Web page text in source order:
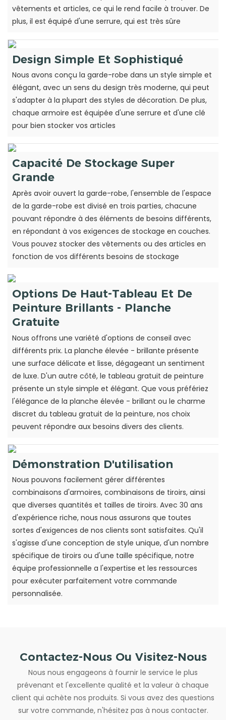
vêtements et articles, ce qui le rend facile à trouver. De
plus, il est équipé d'une serrure, qui est très sûre
Design Simple Et Sophistiqué
Nous avons conçu la garde-robe dans un style simple et
élégant, avec un sens du design très moderne, qui peut
s'adapter à la plupart des styles de décoration. De plus,
chaque armoire est équipée d'une serrure et d'une clé
pour bien stocker vos articles
Capacité De Stockage Super
Grande
Après avoir ouvert la garde-robe, l'ensemble de l'espace
de la garde-robe est divisé en trois parties, chacune
pouvant répondre à des éléments de besoins différents,
en répondant à vos exigences de stockage en couches.
Vous pouvez stocker des vêtements ou des articles en
fonction de vos différents besoins de stockage
Options De Haut-Tableau Et De
Peinture Brillants - Planche
Gratuite
Nous offrons une variété d'options de conseil avec
différents prix. La planche élevée - brillante présente
une surface délicate et lisse, dégageant un sentiment
de luxe. D'un autre côté, le tableau gratuit de peinture
présente un style simple et élégant. Que vous préfériez
l'élégance de la planche élevée - brillant ou le charme
discret du tableau gratuit de la peinture, nos choix
peuvent répondre aux besoins divers des clients.
Démonstration D'utilisation
Nous pouvons facilement gérer différentes
combinaisons d'armoires, combinaisons de tiroirs, ainsi
que diverses quantités et tailles de tiroirs. Avec 30 ans
d'expérience riche, nous nous assurons que toutes
sortes d'exigences de nos clients sont satisfaites. Qu'il
s'agisse d'une conception de style unique, d'un nombre
spécifique de tiroirs ou d'une taille spécifique, notre
équipe professionnelle a l'expertise et les ressources
pour exécuter parfaitement votre commande
personnalisée.
Contactez-Nous Ou Visitez-Nous
Nous nous engageons à fournir le service le plus
prévenant et l'excellente qualité et la valeur à chaque
client qui achète nos produits. Si vous avez des questions
sur votre commande, n'hésitez pas à nous contacter.